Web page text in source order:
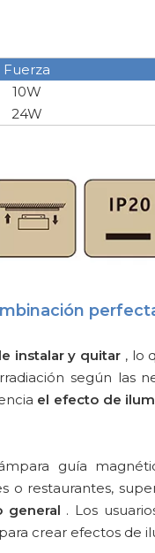
Fuerza
10W
24W
instalar y quitar , lo
según las
el efecto de
guía
o restaurantes,
general . Los
crear efectos de